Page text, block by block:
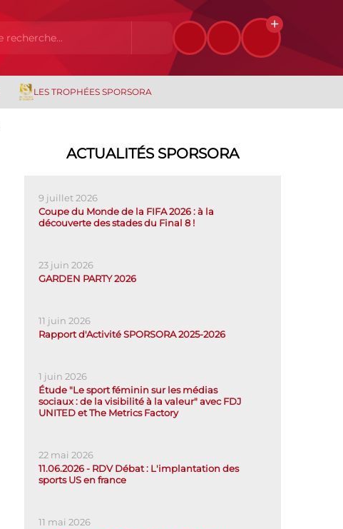
LES TROPHÉES SPORSORA
ACTUALITÉS SPORSORA
9 juillet 2026
Coupe du Monde de la FIFA 2026 : à la
découverte des stades du Final 8 !
23 juin 2026
GARDEN PARTY 2026
11 juin 2026
Rapport d'Activité SPORSORA 2025-2026
1 juin 2026
Étude "Le sport féminin sur les médias
sociaux : de la visibilité à la valeur" avec FDJ
UNITED et The Metrics Factory
22 mai 2026
11.06.2026 - RDV Débat : L'implantation des
sports US en france
11 mai 2026